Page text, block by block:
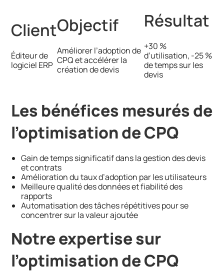
Client
Éditeur de
logiciel ERP
Objectif
Améliorer l’adoption de
CPQ et accélérer la
création de devis
Résultat
+30 %
d’utilisation, -25 %
de temps sur les
devis
Les bénéfices mesurés de
l’optimisation de CPQ
Gain de temps significatif dans la gestion des devis
et contrats
Amélioration du taux d’adoption par les utilisateurs
Meilleure qualité des données et fiabilité des
rapports
Automatisation des tâches répétitives pour se
concentrer sur la valeur ajoutée
Notre expertise sur
l’optimisation de CPQ